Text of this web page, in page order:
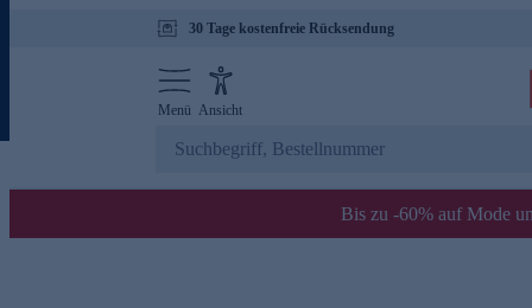
30 Tage kostenfreie Rücksendung
Menü Ansicht
Bis zu -60% auf Mode